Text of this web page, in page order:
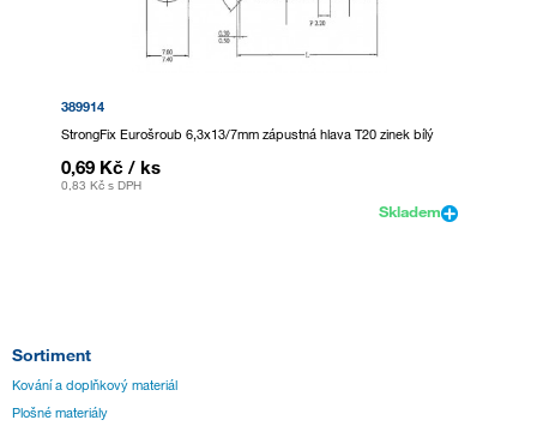
389914
StrongFix Eurošroub 6,3x13/7mm zápustná hlava T20 zinek bílý
0,69 Kč / ks
0,83 Kč s DPH
Skladem
Sortiment
Kování a doplňkový materiál
Plošné materiály